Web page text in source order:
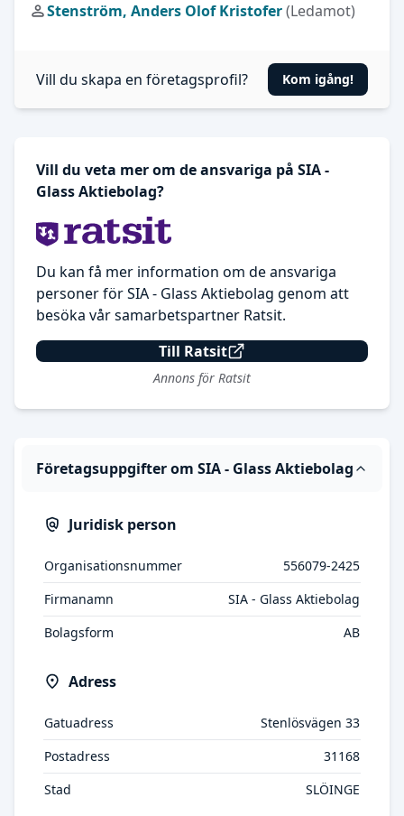
Stenström, Anders Olof Kristofer(Ledamot)
Vill du skapa en företagsprofil? Kom igång!
Vill du veta mer om de ansvariga på SIA -
Glass Aktiebolag?
Du kan få mer information om de ansvariga
personer för SIA - Glass Aktiebolag genom att
besöka vår samarbetspartner Ratsit.
Till Ratsit
Annons för Ratsit
Företagsuppgifter om SIA - Glass Aktiebolag
Juridisk person
Organisationsnummer
556079-2425
Firmanamn
SIA - Glass Aktiebolag
Bolagsform
AB
Adress
Gatuadress
Stenlösvägen 33
Postadress
31168
Stad
SLÖINGE